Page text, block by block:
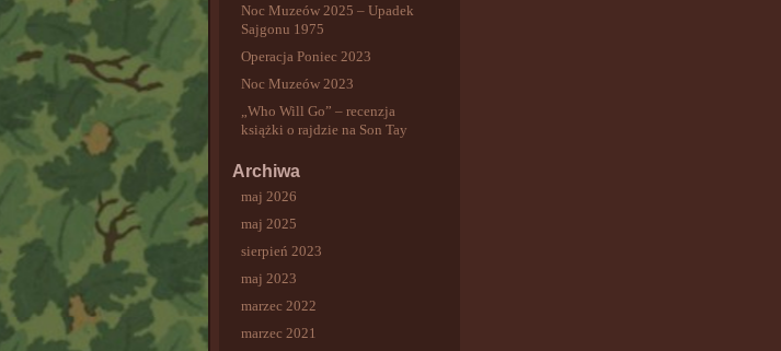
Noc Muzeów 2025 – Upadek
Sajgonu 1975
Operacja Poniec 2023
Noc Muzeów 2023
„Who Will Go” – recenzja
książki o rajdzie na Son Tay
Archiwa
maj 2026
maj 2025
sierpień 2023
maj 2023
marzec 2022
marzec 2021